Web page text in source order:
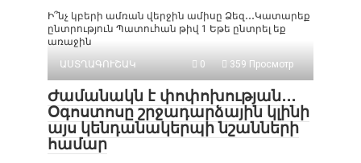
Ի՞նչ կբերի ամռան վերջին ամիսը Ձեզ․․․Կատարեք
ընտրություն Պատուհան թիվ 1 Եթե ընտրել եք
առաջին
ԱՍՏՂԱԳՈՒՇԱԿ
0 359 Просмотр
Ժամանակն է փոփոխության․․․
Օգոստոսը շրջադարձային կլինի
այս կենդանակերպի նշանների
համար